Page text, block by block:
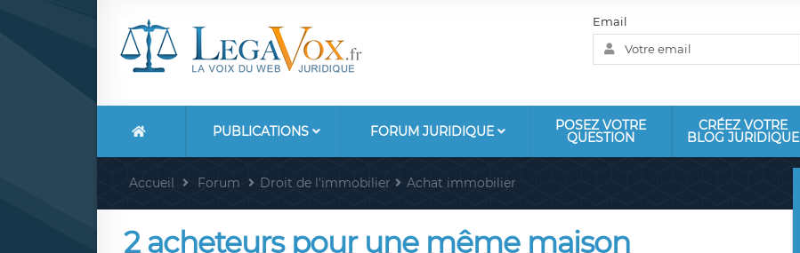
Email
PUBLICATIONS FORUM JURIDIQUE POSEZ VOTRE
QUESTION
CRÉEZ VOTRE
BLOG JURIDIQUE
Accueil Forum Droit de l'immobilier Achat immobilier
2 acheteurs pour une même maison